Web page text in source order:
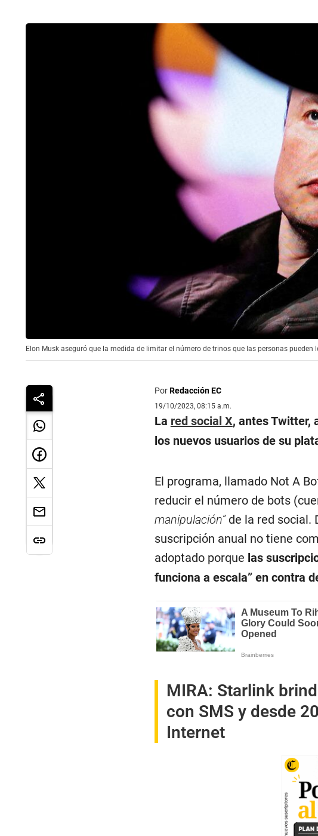
Elon Musk aseguró que la medida de limitar el número de trinos que las personas pueden
PorRedacción EC
19/10/2023, 08:15 a.m.
La red social X, antes Twitter,
los nuevos usuarios de su
El programa, llamado Not A
reducir el número de bots
manipulación”de la red social.
suscripción anual no tiene
adoptado porque las
funciona a escala” en contra
MIRA: Starlink
con SMS y desde
Internet